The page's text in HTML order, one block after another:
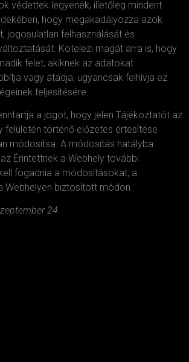
védettek legyenek, illetőleg mindent
hogy megakadályozza azok
jogosulatlan felhasználását és
Kötelezi magát arra is, hogy
felet, akiknek az adatokat
vagy átadja, ugyancsak felhívja ez
teljesítésére.
a jogot, hogy jelen Tájékoztatót az
felületén történő előzetes értesítése
módosítsa. A módosítás hatályba
Érintettnek a Webhely további
fogadnia a módosításokat, a
Webhelyen biztosított módon.
24.